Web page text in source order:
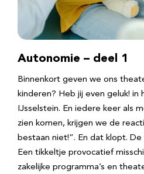
Autonomie – deel 1
Binnenkort geven we ons
kinderen? Heb jij even geluk! in
IJsselstein. En iedere keer als
zien komen, krijgen we de
bestaan niet!”. En dat klopt.
Een tikkeltje provocatief
zakelijke programma’s en